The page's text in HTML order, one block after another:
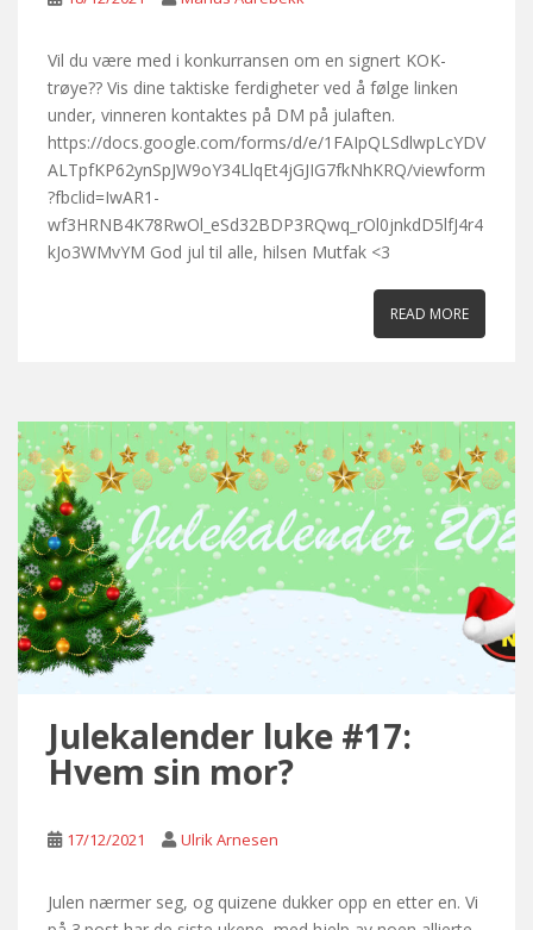
Vil du være med i konkurransen om en signert KOK-
trøye?? Vis dine taktiske ferdigheter ved å følge linken
under, vinneren kontaktes på DM på julaften.
https://docs.google.com/forms/d/e/1FAIpQLSdlwpLcYDV
ALTpfKP62ynSpJW9oY34LlqEt4jGJIG7fkNhKRQ/viewform
?fbclid=IwAR1-
wf3HRNB4K78RwOl_eSd32BDP3RQwq_rOl0jnkdD5lfJ4r4
kJo3WMvYM God jul til alle, hilsen Mutfak <3
READ MORE
Julekalender luke #17:
Hvem sin mor?
17/12/2021 Ulrik Arnesen
Julen nærmer seg, og quizene dukker opp en etter en. Vi